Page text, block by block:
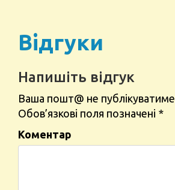
Відгуки
Напишіть відгук
Ваша пошт@ не
Обов’язкові поля позначені *
Коментар